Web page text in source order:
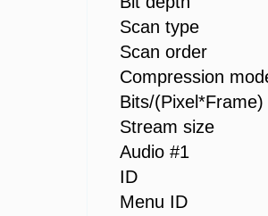
Scan type
Scan order
Bits/
Stream
Audio #1
ID :
Menu ID